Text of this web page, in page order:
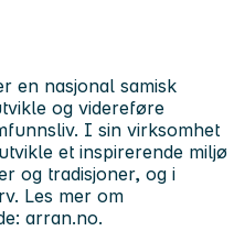
en nasjonal samisk
og videreføre
I sin virksomhet
et inspirerende miljø
og tradisjoner, og i
Les mer om
arran.no.